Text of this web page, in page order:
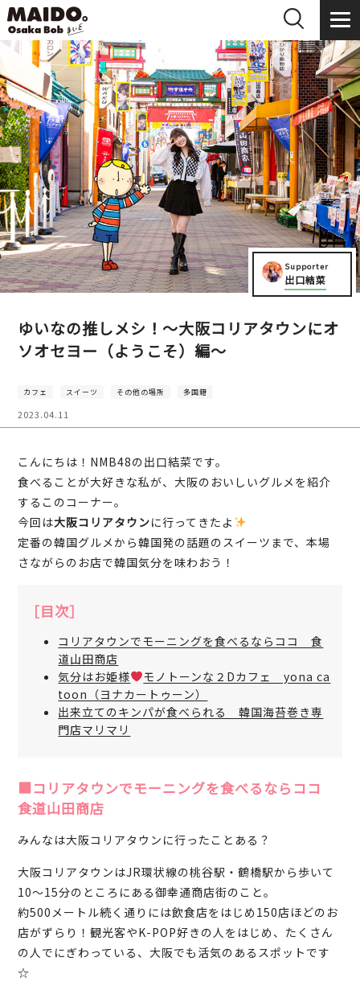
Supporter
出口結菜
ゆいなの推しメシ！～大阪コリアタウンにオ
ソオセヨー（ようこそ）編～
カフェ スイーツ その他の場所 多国籍
2023.04.11
こんにちは！NMB48の出口結菜です。
食べることが大好きな私が、大阪のおいしいグルメを紹介
するこのコーナー。
今回は大阪コリアタウンに行ってきたよ
定番の韓国グルメから韓国発の話題のスイーツまで、本場
さながらのお店で韓国気分を味わおう！
［目次］
コリアタウンでモーニングを食べるならココ 食
道山田商店
気分はお姫様
モノトーンな２Dカフェ yona ca
toon（ヨナカートゥーン）
出来立てのキンパが食べられる 韓国海苔巻き専
門店マリマリ
■コリアタウンでモーニングを食べるならココ
食道山田商店
みんなは大阪コリアタウンに行ったことある？
大阪コリアタウンはJR環状線の桃谷駅・鶴橋駅から歩いて
10～15分のところにある御幸通商店街のこと。
約500メートル続く通りには飲食店をはじめ150店ほどのお
店がずらり！観光客やK-POP好きの人をはじめ、たくさん
の人でにぎわっている、大阪でも活気のあるスポットです
☆